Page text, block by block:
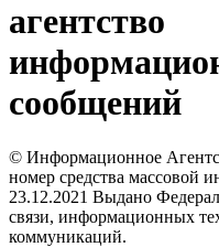
агентство
сообщений
© Информационное
номер средства
23.12.2021 Выдано
связи, информационных
коммуникаций.